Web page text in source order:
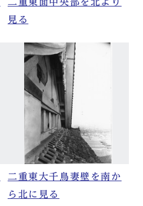
見る
二重東大千鳥妻壁を南か
ら北に見る